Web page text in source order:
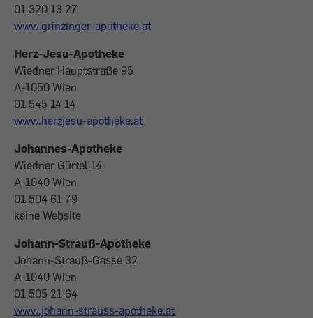
01 320 13 27
www.grinzinger-apotheke.at
Herz-Jesu-Apotheke
Wiedner Hauptstraße 95
A-1050 Wien
01 545 14 14
www.herzjesu-apotheke.at
Johannes-Apotheke
Wiedner Gürtel 14
A-1040 Wien
01 504 61 79
keine Website
Johann-Strauß-Apotheke
Johann-Strauß-Gasse 32
A-1040 Wien
01 505 21 64
www.johann-strauss-apotheke.at